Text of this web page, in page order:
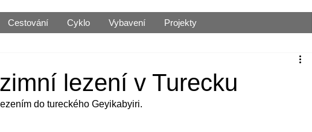
Cestování Cyklo Vybavení Projekty
lezení v Turecku
do tureckého Geyikabyiri.